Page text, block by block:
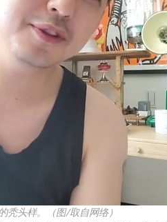
秃头样。（图/取自网络）